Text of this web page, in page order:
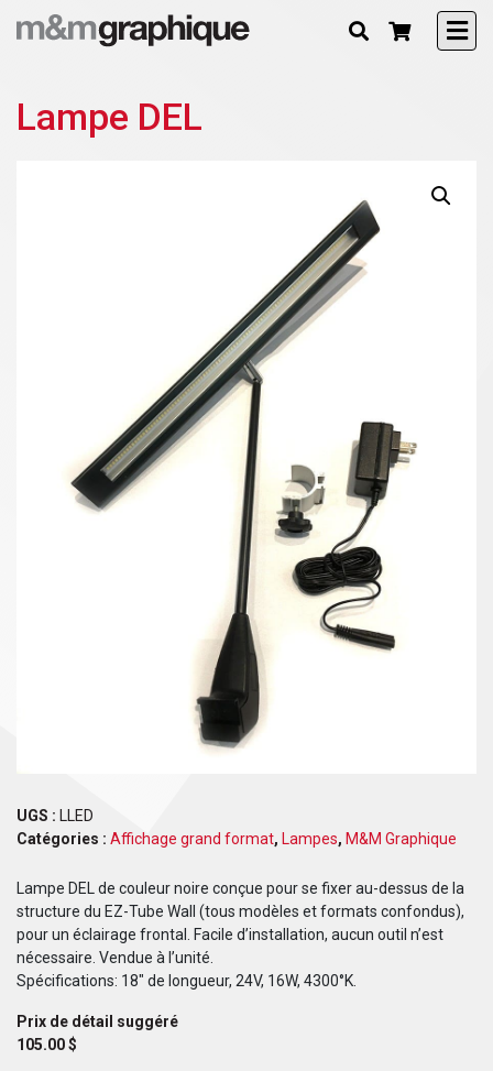
Lampe DEL
UGS : LLED
Catégories : Affichage grand format, Lampes, M&M Graphique
Lampe DEL de couleur noire conçue pour se fixer au-dessus de la
structure du EZ-Tube Wall (tous modèles et formats confondus),
pour un éclairage frontal. Facile d’installation, aucun outil n’est
nécessaire. Vendue à l’unité.
Spécifications: 18″ de longueur, 24V, 16W, 4300°K.
Prix de détail suggéré
105.00$